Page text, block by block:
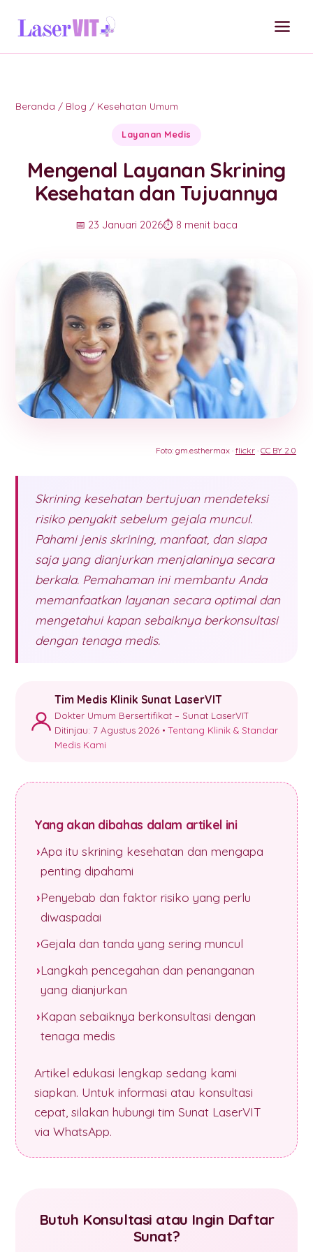
Beranda / Blog / Kesehatan Umum
Layanan Medis
Mengenal Layanan Skrining
Kesehatan dan Tujuannya
📅 23 Januari 2026⏱️ 8 menit baca
Foto: gm.esthermax · flickr · CC BY 2.0
Skrining kesehatan bertujuan mendeteksi
risiko penyakit sebelum gejala muncul.
Pahami jenis skrining, manfaat, dan siapa
saja yang dianjurkan menjalaninya secara
berkala. Pemahaman ini membantu Anda
memanfaatkan layanan secara optimal dan
mengetahui kapan sebaiknya berkonsultasi
dengan tenaga medis.
Tim Medis Klinik Sunat LaserVIT
Dokter Umum Bersertifikat – Sunat LaserVIT
Ditinjau: 7 Agustus 2026 •Tentang Klinik & Standar
Medis Kami
Yang akan dibahas dalam artikel ini
Apa itu skrining kesehatan dan mengapa
penting dipahami
Penyebab dan faktor risiko yang perlu
diwaspadai
Gejala dan tanda yang sering muncul
Langkah pencegahan dan penanganan
yang dianjurkan
Kapan sebaiknya berkonsultasi dengan
tenaga medis
Artikel edukasi lengkap sedang kami
siapkan. Untuk informasi atau konsultasi
cepat, silakan hubungi tim Sunat LaserVIT
via WhatsApp.
Butuh Konsultasi atau Ingin Daftar
Sunat?